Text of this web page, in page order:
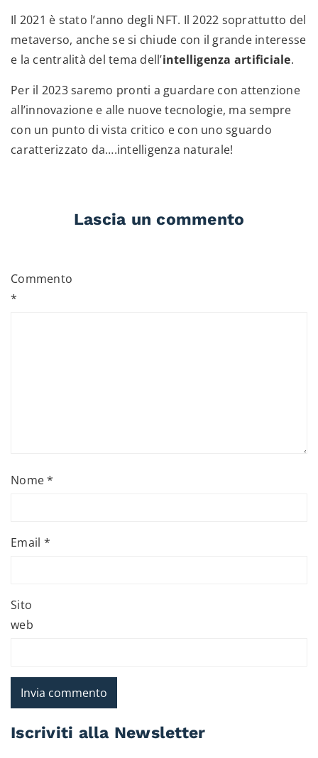
Il 2021 è stato l’anno degli NFT. Il 2022 soprattutto del
metaverso, anche se si chiude con il grande interesse
e la centralità del tema dell’intelligenza artificiale.
Per il 2023 saremo pronti a guardare con attenzione
all’innovazione e alle nuove tecnologie, ma sempre
con un punto di vista critico e con uno sguardo
caratterizzato da….intelligenza naturale!
Lascia un commento
Commento
*
Nome*
Email *
Sito
web
Iscriviti alla Newsletter